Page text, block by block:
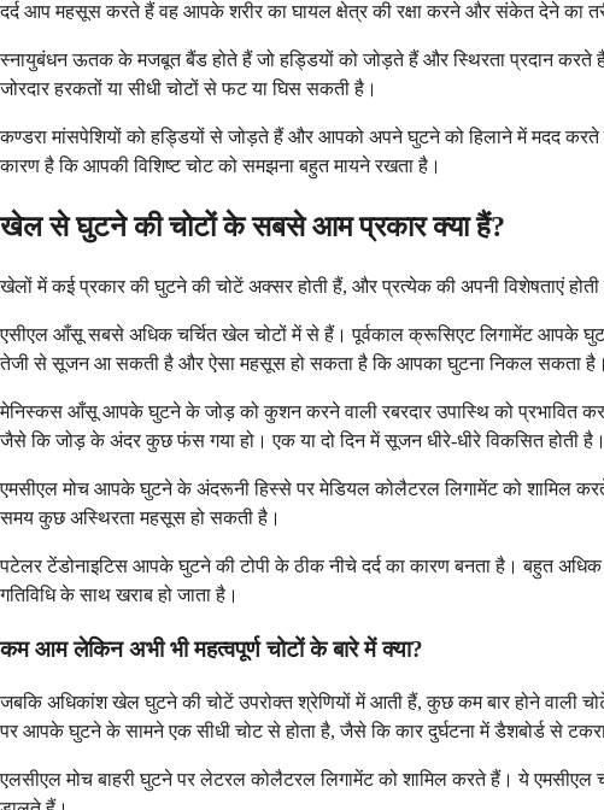
दर्द आप महसूस करते हैं वह आपके शरीर का घायल क्षेत्र की रक्षा करने और संकेत देने का
स्नायुबंधन ऊतक के मजबूत बैंड होते हैं जो हड्डियों को जोड़ते हैं और स्थिरता प्रदान
जोरदार हरकतों या सीधी चोटों से फट या घिस सकती है।
कण्डरा मांसपेशियों को हड्डियों से जोड़ते हैं और आपको अपने घुटने को हिलाने में मदद
कारण है कि आपकी विशिष्ट चोट को समझना बहुत मायने रखता है।
खेल से घुटने की चोटों के सबसे आम प्रकार क्या हैं?
खेलों में कई प्रकार की घुटने की चोटें अक्सर होती हैं, और प्रत्येक की अपनी विशेषताएं
एसीएल आँसू सबसे अधिक चर्चित खेल चोटों में से हैं। पूर्वकाल क्रूसिएट लिगामेंट आपके
तेजी से सूजन आ सकती है और ऐसा महसूस हो सकता है कि आपका घुटना निकल सकता
मेनिस्कस आँसू आपके घुटने के जोड़ को कुशन करने वाली रबरदार उपास्थि को प्रभावित
जैसे कि जोड़ के अंदर कुछ फंस गया हो। एक या दो दिन में सूजन धीरे-धीरे विकसित होती है।
एमसीएल मोच आपके घुटने के अंदरूनी हिस्से पर मेडियल कोलैटरल लिगामेंट को शामिल
समय कुछ अस्थिरता महसूस हो सकती है।
पटेलर टेंडोनाइटिस आपके घुटने की टोपी के ठीक नीचे दर्द का कारण बनता है। बहुत
गतिविधि के साथ खराब हो जाता है।
कम आम लेकिन अभी भी महत्वपूर्ण चोटों के बारे में क्या?
जबकि अधिकांश खेल घुटने की चोटें उपरोक्त श्रेणियों में आती हैं, कुछ कम बार होने वाली
पर आपके घुटने के सामने एक सीधी चोट से होता है, जैसे कि कार दुर्घटना में डैशबोर्ड से
एलसीएल मोच बाहरी घुटने पर लेटरल कोलैटरल लिगामेंट को शामिल करते हैं। ये